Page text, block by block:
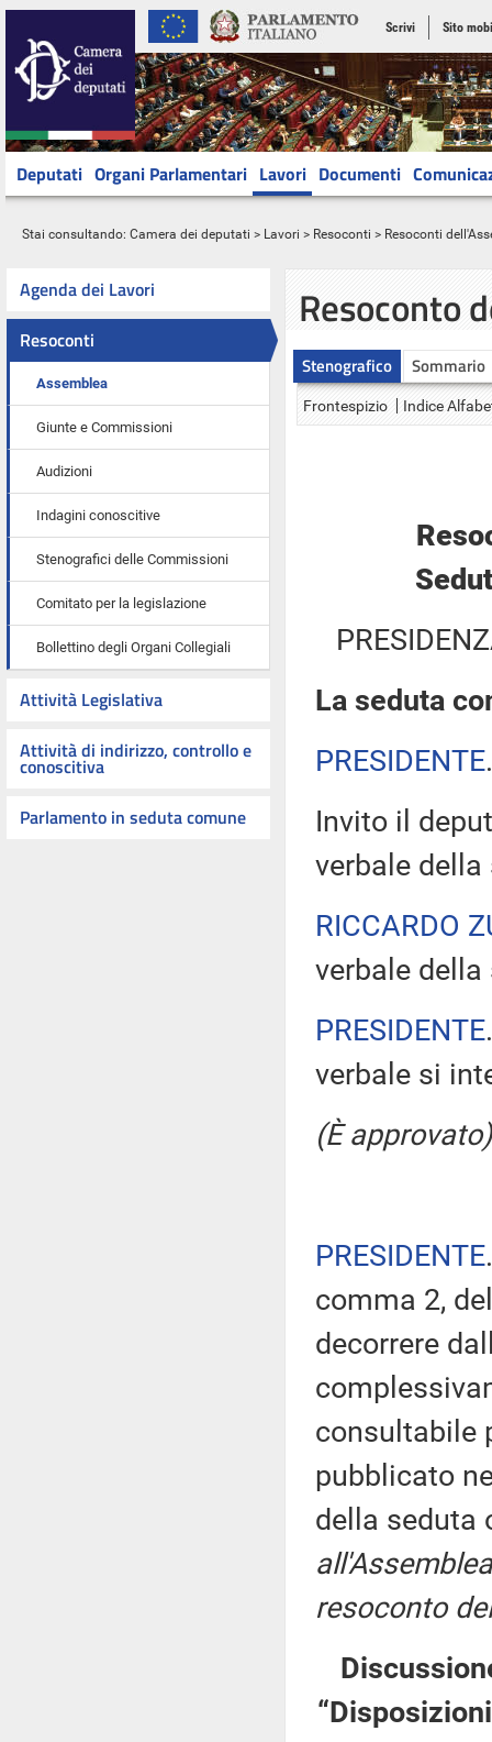
Scrivi Sito
Deputati Organi Parlamentari Lavori Documenti
Stai consultando: Camera dei deputati > Lavori > Resoconti > Resoconti
Agenda dei Lavori
Resoconti
Assemblea
Giunte e Commissioni
Audizioni
Indagini conoscitive
Stenografici delle Commissioni
Comitato per la legislazione
Bollettino degli Organi Collegiali
Attività Legislativa
Attività di indirizzo, controllo e
conoscitiva
Parlamento in seduta comune
Resoconto
Stenografico Sommario
Frontespizio Indice
La seduta
PRESIDENTE
Invito il
verbale della
RICCARDO
verbale
PRESIDENTE
verbale si
(È approvato)
PRESIDENTE
comma 2,
decorrere
consultabile
pubblicato
della seduta
resoconto